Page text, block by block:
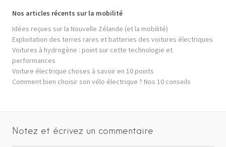
Nos articles récents sur la mobilité
Idées reçues sur la Nouvelle Zélande (et la mobilité)
Exploitation des terres rares et batteries des voitures électriques
Voitures à hydrogène : point sur cette technologie et
performances
Voiture électrique choses à savoir en 10 points
Comment bien choisir son vélo électrique ? Nos 10 conseils
Notez et écrivez un commentaire